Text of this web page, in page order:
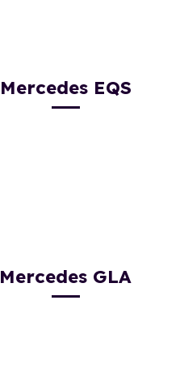
Mercedes EQS
Mercedes GLA